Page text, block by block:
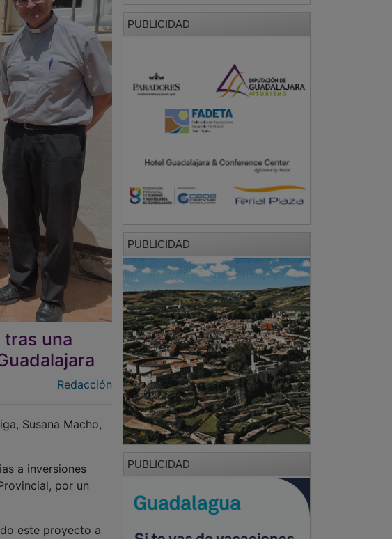
una
Redacción
Susana Macho,
a inversiones
por un
este proyecto a
PUBLICIDAD
PUBLICIDAD
PUBLICIDAD